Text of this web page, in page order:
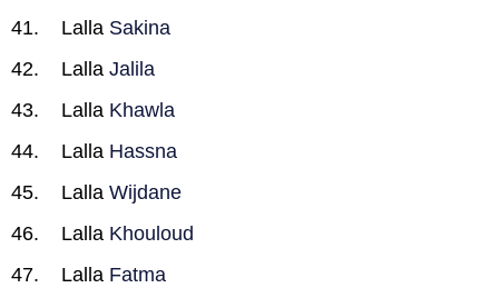
Lalla Sakina
Lalla Jalila
Lalla Khawla
Lalla Hassna
Lalla Wijdane
Lalla Khouloud
Lalla Fatma